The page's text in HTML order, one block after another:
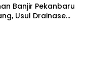
Banjir Pekanbaru
Usul Drainase